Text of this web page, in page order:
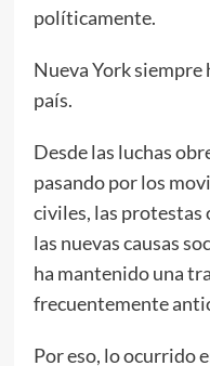
políticamente.
Nueva York
país.
Desde las luchas
pasando por los
civiles, las protestas
las nuevas causas
ha mantenido una
frecuentemente
Por eso, lo ocurrido